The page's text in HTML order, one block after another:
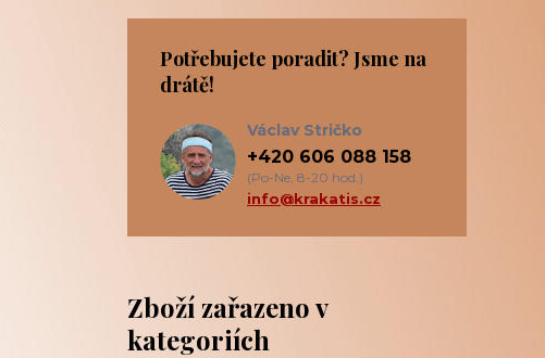
Zboží zařazeno v
kategoriích
Potřebujete poradit? Jsme na
drátě!
Václav Stričko
+420 606 088 158
(Po-Ne, 8-20 hod.)
info@krakatis.cz